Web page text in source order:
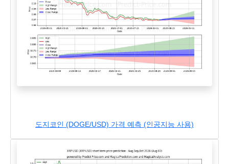
도지코인 (DOGE/USD) 가격 예측 (인공지능 사용)